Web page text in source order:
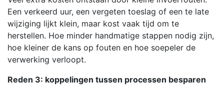
Een verkeerd uur, een vergeten toeslag of een te late
wijziging lijkt klein, maar kost vaak tijd om te
herstellen. Hoe minder handmatige stappen nodig zijn,
hoe kleiner de kans op fouten en hoe soepeler de
verwerking verloopt.
Reden 3: koppelingen tussen processen besparen